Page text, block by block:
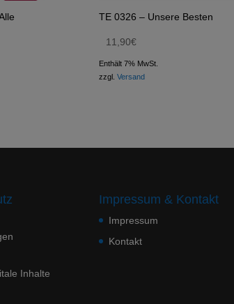
TE 0326 – Unsere Besten
11,90€
Enthält 7% MwSt.
zzgl. Versand
Inhalte
Impressum & Kontakt
Impressum
Kontakt